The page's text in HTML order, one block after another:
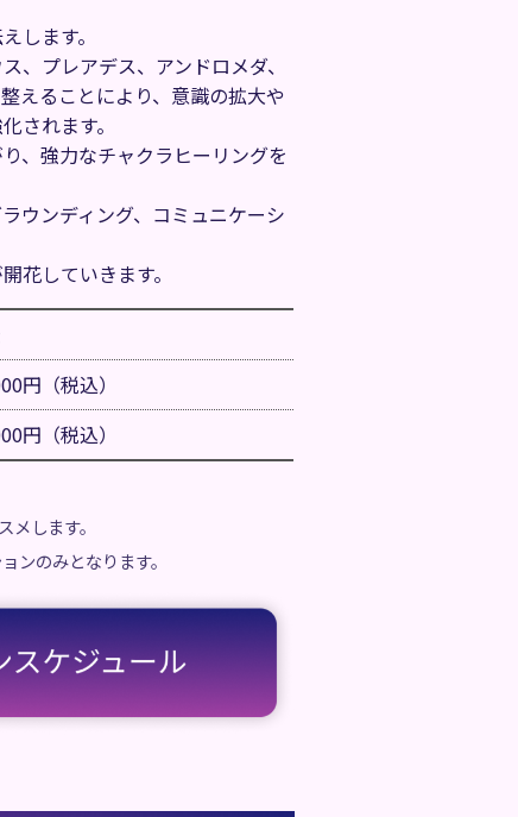
します。
、プレアデス、アンドロメダ、
えることにより、意識の拡大や
されます。
、強力なチャクラヒーリングを
ウンディング、コミュニケーシ
花していきます。
円（税込）
円（税込）
します。
ンのみとなります。